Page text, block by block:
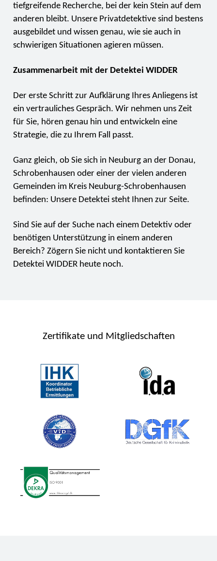
tiefgreifende Recherche, bei der kein Stein auf dem
anderen bleibt. Unsere Privatdetektive sind bestens
ausgebildet und wissen genau, wie sie auch in
schwierigen Situationen agieren müssen.
Zusammenarbeit mit der Detektei WIDDER
Der erste Schritt zur Aufklärung Ihres Anliegens ist
ein vertrauliches Gespräch. Wir nehmen uns Zeit
für Sie, hören genau hin und entwickeln eine
Strategie, die zu Ihrem Fall passt.
Ganz gleich, ob Sie sich in Neuburg an der Donau,
Schrobenhausen oder einer der vielen anderen
Gemeinden im Kreis Neuburg-Schrobenhausen
befinden: Unsere Detektei steht Ihnen zur Seite.
Sind Sie auf der Suche nach einem Detektiv oder
benötigen Unterstützung in einem anderen
Bereich? Zögern Sie nicht und kontaktieren Sie
Detektei WIDDER heute noch.
Zertifikate und Mitgliedschaften